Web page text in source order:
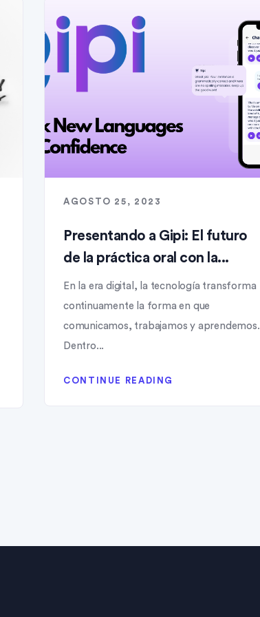
AGOSTO 25, 2023
Presentando a Gipi: El futuro
de la práctica oral con la...
En la era digital, la tecnología transforma
continuamente la forma en que
comunicamos, trabajamos y aprendemos.
Dentro...
CONTINUE READING